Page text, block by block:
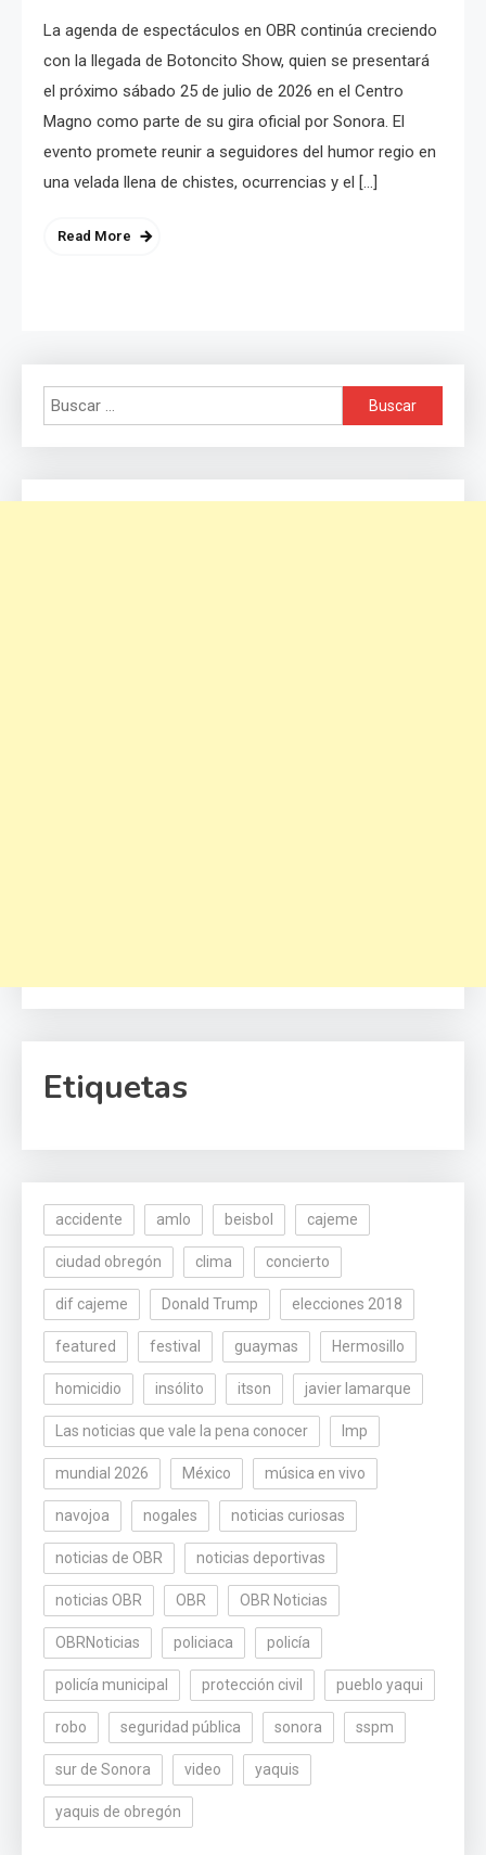
La agenda de espectáculos en OBR continúa creciendo
con la llegada de Botoncito Show, quien se presentará
el próximo sábado 25 de julio de 2026 en el Centro
Magno como parte de su gira oficial por Sonora. El
evento promete reunir a seguidores del humor regio en
una velada llena de chistes, ocurrencias y el […]
Read More
Buscar:
Etiquetas
accidente amlo beisbol cajeme
ciudad obregón clima concierto
dif cajeme Donald Trump elecciones 2018
featured festival guaymas Hermosillo
homicidio insólito itson javier lamarque
Las noticias que vale la pena conocer lmp
mundial 2026 México música en vivo
navojoa nogales noticias curiosas
noticias de OBR noticias deportivas
noticias OBR OBR OBR Noticias
OBRNoticias policiaca policía
policía municipal protección civil pueblo yaqui
robo seguridad pública sonora sspm
sur de Sonora video yaquis
yaquis de obregón